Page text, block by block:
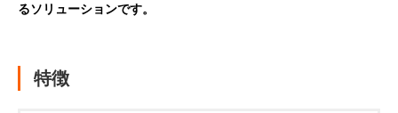
るソリューションです。
特徴